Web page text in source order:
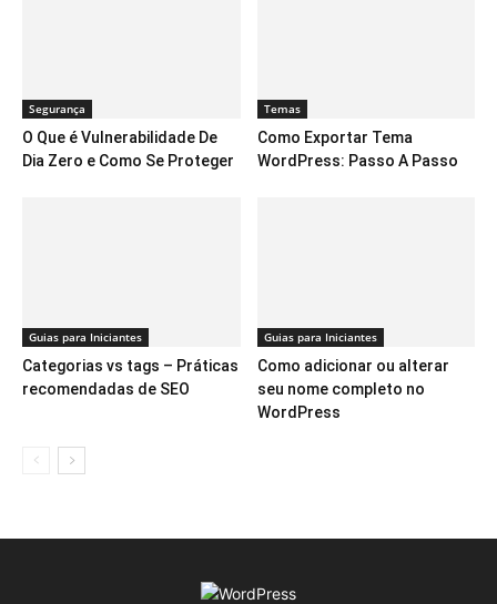
Segurança
O Que é Vulnerabilidade De
Dia Zero e Como Se Proteger
Temas
Como Exportar Tema
WordPress: Passo A Passo
Guias para Iniciantes
Categorias vs tags – Práticas
recomendadas de SEO
Guias para Iniciantes
Como adicionar ou alterar
seu nome completo no
WordPress